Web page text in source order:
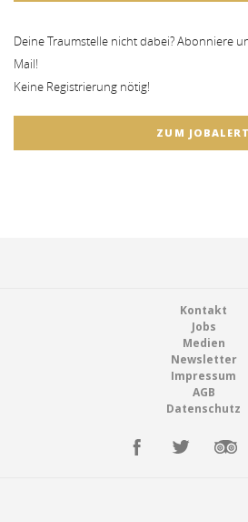
Deine Traumstelle nicht dabei? Abonniere
Mail!
Keine Registrierung nötig!
ZUM JOBALERT
Kontakt
Jobs
Medien
Newsletter
Impressum
AGB
Datenschutz